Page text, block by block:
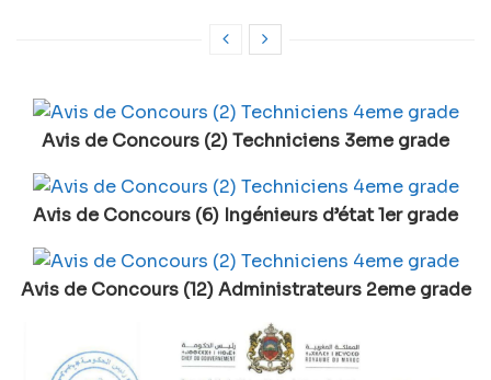
Avis de Concours (2) Techniciens 3eme grade
Avis de Concours (6) Ingénieurs d’état 1er grade
Avis de Concours (12) Administrateurs 2eme grade